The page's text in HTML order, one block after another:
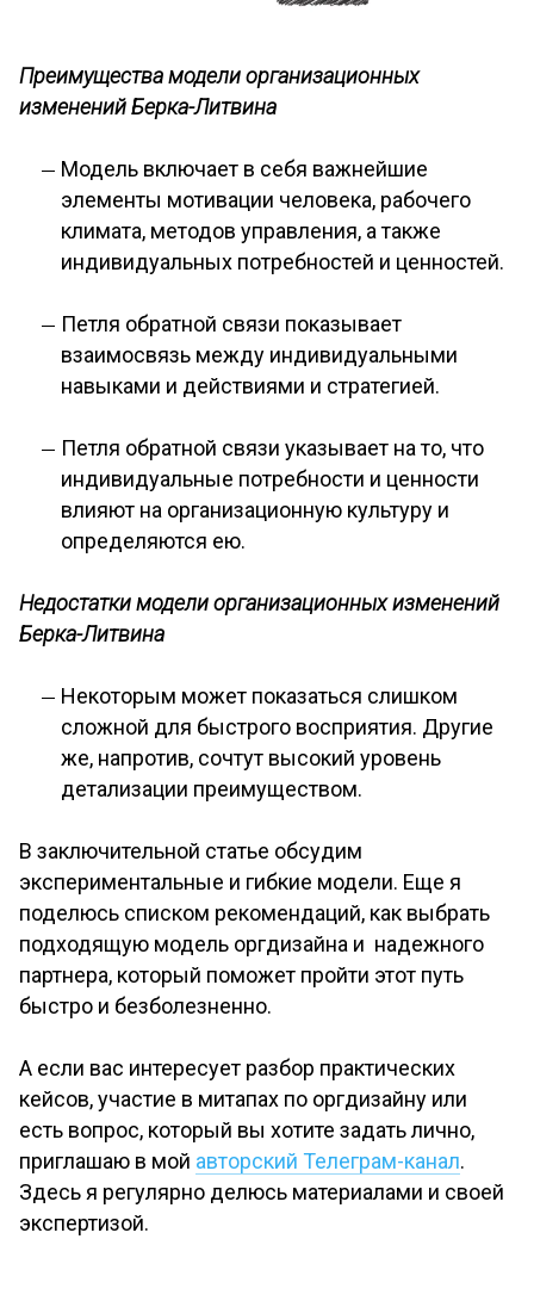
Преимущества модели организационных
изменений Берка-Литвина
Модель включает в себя важнейшие
элементы мотивации человека, рабочего
климата, методов управления, а также
индивидуальных потребностей и ценностей.
Петля обратной связи показывает
взаимосвязь между индивидуальными
навыками и действиями и стратегией.
Петля обратной связи указывает на то, что
индивидуальные потребности и ценности
влияют на организационную культуру и
определяются ею.
Недостатки модели организационных изменений
Берка-Литвина
Некоторым может показаться слишком
сложной для быстрого восприятия. Другие
же, напротив, сочтут высокий уровень
детализации преимуществом.
В заключительной статье обсудим
экспериментальные и гибкие модели. Еще я
поделюсь списком рекомендаций, как выбрать
подходящую модель оргдизайна и надежного
партнера, который поможет пройти этот путь
быстро и безболезненно.
А если вас интересует разбор практических
кейсов, участие в митапах по оргдизайну или
есть вопрос, который вы хотите задать лично,
приглашаю в мой авторский Телеграм-канал.
Здесь я регулярно делюсь материалами и своей
экспертизой.